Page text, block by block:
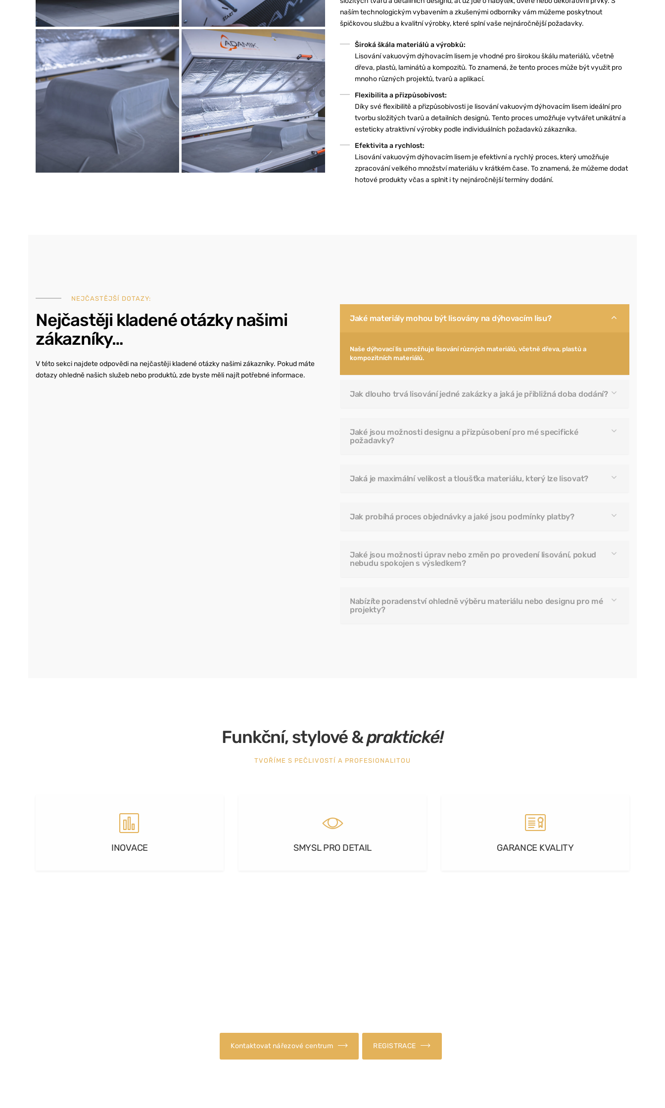
naším technologickým vybavením a zkušenými odborníky vám můžeme poskytnout
špičkovou službu a kvalitní výrobky, které splní vaše nejnáročnější požadavky.
Široká škála materiálů a výrobků:
Lisování vakuovým dýhovacím lisem je vhodné pro širokou škálu materiálů, včetně
dřeva, plastů, laminátů a kompozitů. To znamená, že tento proces může být využit pro
mnoho různých projektů, tvarů a aplikací.
Flexibilita a přizpůsobivost:
Díky své flexibilitě a přizpůsobivosti je lisování vakuovým dýhovacím lisem ideální pro
tvorbu složitých tvarů a detailních designů. Tento proces umožňuje vytvářet unikátní a
esteticky atraktivní výrobky podle individuálních požadavků zákazníka.
Efektivita a rychlost:
Lisování vakuovým dýhovacím lisem je efektivní a rychlý proces, který umožňuje
zpracování velkého množství materiálu v krátkém čase. To znamená, že můžeme dodat
hotové produkty včas a splnit i ty nejnáročnější termíny dodání.
NEJČASTĚJŠÍ DOTAZY:
Nejčastěji kladené otázky našimi
zákazníky…
V této sekci najdete odpovědi na nejčastěji kladené otázky našimi zákazníky. Pokud máte
dotazy ohledně našich služeb nebo produktů, zde byste měli najít potřebné informace.
Jaké materiály mohou být lisovány na dýhovacím lisu?
Naše dýhovací lis umožňuje lisování různých materiálů, včetně dřeva, plastů a
kompozitních materiálů.
Jak dlouho trvá lisování jedné zakázky a jaká je přibližná doba dodání?
Jaké jsou možnosti designu a přizpůsobení pro mé specifické
požadavky?
Jaká je maximální velikost a tloušťka materiálu, který lze lisovat?
Jak probíhá proces objednávky a jaké jsou podmínky platby?
Jaké jsou možnosti úprav nebo změn po provedení lisování, pokud
nebudu spokojen s výsledkem?
Nabízíte poradenství ohledně výběru materiálu nebo designu pro mé
projekty?
Funkční, stylové &praktické!
TVOŘÍME S PEČLIVOSTÍ A PROFESIONALITOU
INOVACE SMYSL PRO DETAIL GARANCE KVALITY
Kontaktovat nářezové centrum REGISTRACE